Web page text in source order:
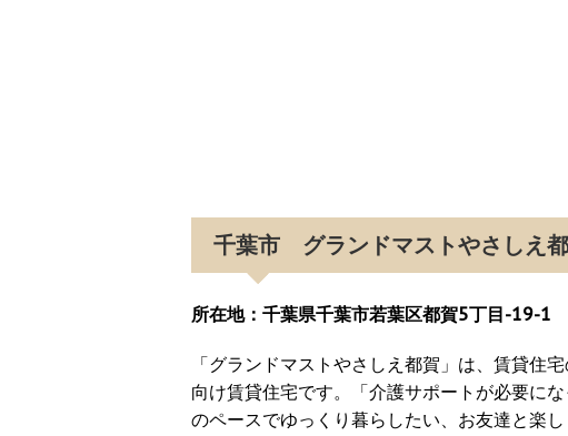
千葉市 グランドマストやさしえ
所在地：千葉県千葉市若葉区都賀5丁目-19-1
「グランドマストやさしえ都賀」は、賃貸住
向け賃貸住宅です。「介護サポートが必要に
のペースでゆっくり暮らしたい、お友達と楽し